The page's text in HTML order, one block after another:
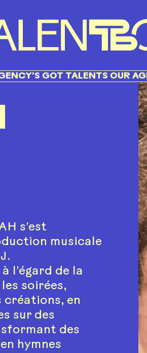
TALENTS OUR
s’est
musicale
l’égard de la
soirées,
créations, en
sur des
des
hymnes